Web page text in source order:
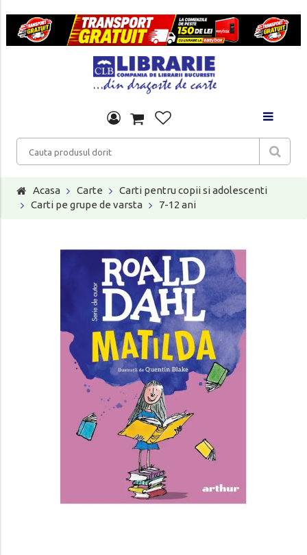
Acasa Carte
Carti pentru copii si adolescenti
Carti pe grupe de varsta
7-12 ani